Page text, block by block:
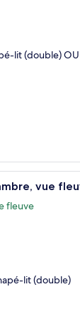
lit (double)
vue
fleuve
lit (double)